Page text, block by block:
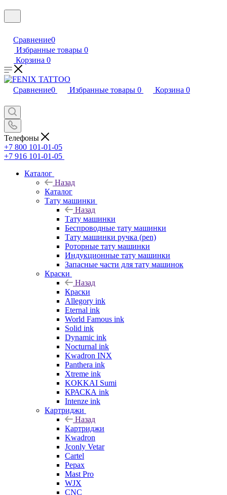
Сравнение0
Избранные товары 0
Корзина 0
Сравнение0 Избранные товары 0 Корзина 0
Телефоны
+7 800 101-01-05
+7 916 101-01-05
Каталог
Назад
Каталог
Тату машинки
Назад
Тату машинки
Беспроводные тату машинки
Тату машинки ручка (pen)
Роторные тату машинки
Индукционные тату машинки
Запасные части для тату машинок
Краски
Назад
Краски
Allegory ink
Eternal ink
World Famous ink
Solid ink
Dynamic ink
Nocturnal ink
Kwadron INX
Panthera ink
Xtreme ink
KOKKAI Sumi
КРАСКА ink
Intenze ink
Картриджи
Назад
Картриджи
Kwadron
Jconly Vetar
Cartel
Pepax
Mast Pro
WJX
CNC